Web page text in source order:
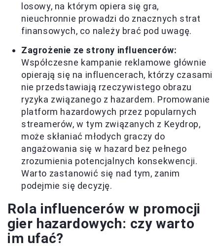
losowy, na którym opiera się gra,
nieuchronnie prowadzi do znacznych strat
finansowych, co należy brać pod uwagę.
Zagrożenie ze strony influencerów:
Współczesne kampanie reklamowe głównie
opierają się na influencerach, którzy czasami
nie przedstawiają rzeczywistego obrazu
ryzyka związanego z hazardem. Promowanie
platform hazardowych przez popularnych
streamerów, w tym związanych z Keydrop,
może skłaniać młodych graczy do
angażowania się w hazard bez pełnego
zrozumienia potencjalnych konsekwencji.
Warto zastanowić się nad tym, zanim
podejmie się decyzję.
Rola influencerów w promocji
gier hazardowych: czy warto
im ufać?